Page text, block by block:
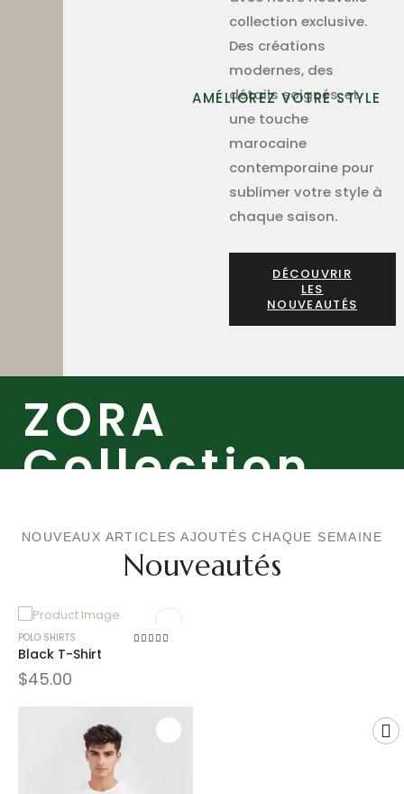
AMÉLIOREZ VOTRE STYLE
collection exclusive.
Des créations
modernes, des
détails soignés, et
une touche
marocaine
contemporaine pour
sublimer votre style à
chaque saison.
DÉCOUVRIR
LES
NOUVEAUTÉS
ZORA
Collection
NOUVEAUX ARTICLES AJOUTÉS CHAQUE SEMAINE
Nouveautés
POLO SHIRTS
Black T-Shirt
$45.00